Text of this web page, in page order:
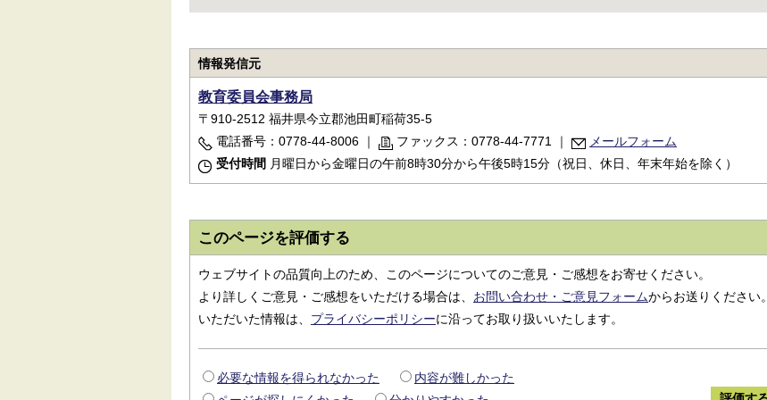
情報発信元
教育委員会事務局
〒910-2512 福井県今立郡池田町稲荷35-5
電話番号：0778-44-8006 ｜ ファックス：0778-44-7771 ｜
メールフォーム
受付時間 月曜日から金曜日の午前8時30分から午後5時15分（祝日、休日、年末年始を除く）
このページを評価する
ウェブサイトの品質向上のため、このページについてのご意見・ご感想をお寄せください。
より詳しくご意見・ご感想をいただける場合は、 お問い合わせ・ご意見フォームからお送りください。
いただいた情報は、 プライバシーポリシーに沿ってお取り扱いいたします。
必要な情報を得られなかった
内容が難しかった